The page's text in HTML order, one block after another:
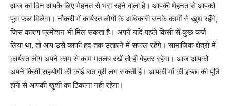
आज का दिन आपके लिए मेहनत से भरा रहने वाला है। आपकी मेहनत से आपको
पूरा फल मिलेगा। नौकरी में कार्यरत लोगों के अधिकारी उनके कामों से खुश रहेंगे,
जिस कारण प्रमोशन भी मिल सकता है। अपने यदि पहले किसी से कुछ कर्ज
लिया था, तो आप उसे काफी हद तक उतारने में सफल रहेंगे। सामाजिक क्षेत्रों में
कार्यरत लोग अपने काम से काम मतलब रखें तो ही बेहतर रहेगा। आज आपको
अपने किसी सहयोगी की कोई बात बुरी लग सकती है। आपकी मां की इच्छा की पूर्ति
होने से आपकी खुशी का ठिकाना नहीं रहेगा।